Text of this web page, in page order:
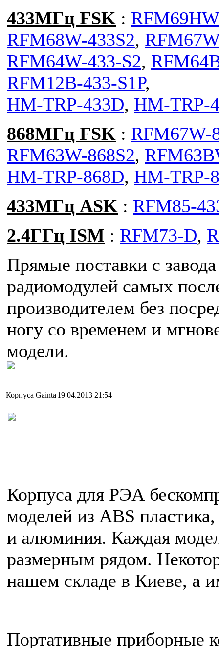
433МГц FSK :
RFM68W-433S2,
RFM64W-433-S2,
RFM12B-433-S1P,
HM-TRP-433D, HM-TRP-
868МГц FSK : RFM67W-
RFM63W-868S2,
HM-TRP-868D, HM-TRP-
433МГц ASK : RFM85-
2.4ГГц ISM : RFM73-D,
Прямые поставки с
радиомодулей самых
производителем без
ногу со временем и
модели.
Корпуса Gainta19.04.2013 21:54
Корпуса для РЭА
моделей из ABS
и алюминия. Каждая
размерным рядом.
нашем складе в Киеве, а
Портативные приборные